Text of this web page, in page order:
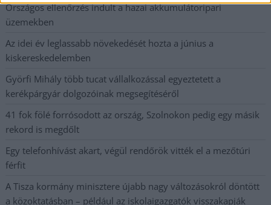
Országos ellenőrzés indult a hazai akkumulátoripari
üzemekben
Az idei év leglassabb növekedését hozta a június a
kiskereskedelemben
Györfi Mihály több tucat vállalkozással egyeztetett a
kerékpárgyár dolgozóinak megsegítéséről
41 fok fölé forrósodott az ország, Szolnokon pedig egy másik
rekord is megdőlt
Egy telefonhívást akart, végül rendőrök vitték el a mezőtúri
férfit
A Tisza kormány minisztere újabb nagy változásokról döntött
a közoktatásban – például az iskolaigazgatók visszakapják